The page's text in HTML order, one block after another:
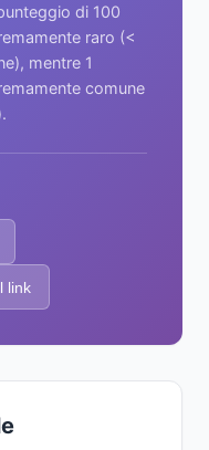
di 100
raro (<
mentre 1
comune
link